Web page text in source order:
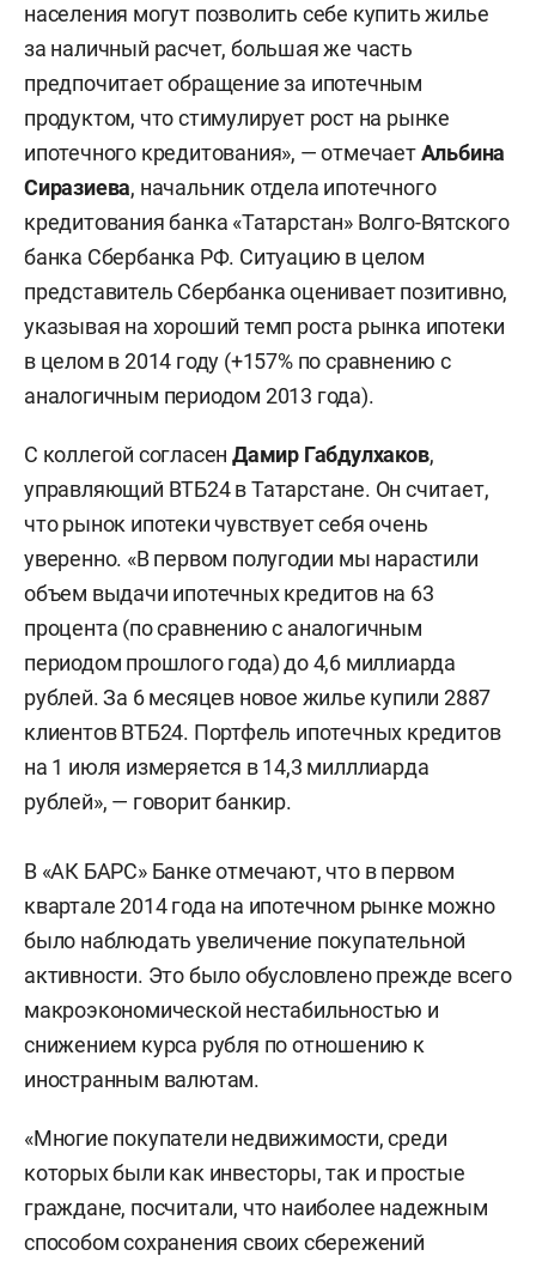
населения могут позволить себе купить жилье
за наличный расчет, большая же часть
предпочитает обращение за ипотечным
продуктом, что стимулирует рост на рынке
ипотечного кредитования», — отмечаетАльбина
Сиразиева, начальник отдела ипотечного
кредитования банка «Татарстан» Волго-Вятского
банка Сбербанка РФ. Ситуацию в целом
представитель Сбербанка оценивает позитивно,
указывая на хороший темп роста рынка ипотеки
в целом в 2014 году (+157% по сравнению с
аналогичным периодом 2013 года).
С коллегой согласен Дамир Габдулхаков,
управляющий ВТБ24 в Татарстане. Он считает,
что рынок ипотеки чувствует себя очень
уверенно. «В первом полугодии мы нарастили
объем выдачи ипотечных кредитов на 63
процента (по сравнению с аналогичным
периодом прошлого года) до 4,6 миллиарда
рублей. За 6 месяцев новое жилье купили 2887
клиентов ВТБ24. Портфель ипотечных кредитов
на 1 июля измеряется в 14,3 милллиарда
рублей», — говорит банкир.
В «АК БАРС» Банке отмечают, что в первом
квартале 2014 года на ипотечном рынке можно
было наблюдать увеличение покупательной
активности. Это было обусловлено прежде всего
макроэкономической нестабильностью и
снижением курса рубля по отношению к
иностранным валютам.
«Многие покупатели недвижимости, среди
которых были как инвесторы, так и простые
граждане, посчитали, что наиболее надежным
способом сохранения своих сбережений